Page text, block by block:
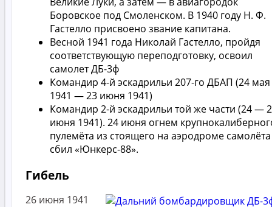
Боровское под Смоленском. В 1940 году Н. Ф.
Гастелло присвоено звание капитана.
Весной 1941 года Николай Гастелло, пройдя
соответствующую переподготовку, освоил
самолет ДБ-3ф
Командир 4-й эскадрильи 207-го ДБАП (24 мая
1941 — 23 июня 1941)
Командир 2-й эскадрильи той же части (24 —
июня 1941). 24 июня огнем
пулемёта из стоящего на аэродроме самолёта
сбил «Юнкерс-88».
Гибель
26 июня 1941